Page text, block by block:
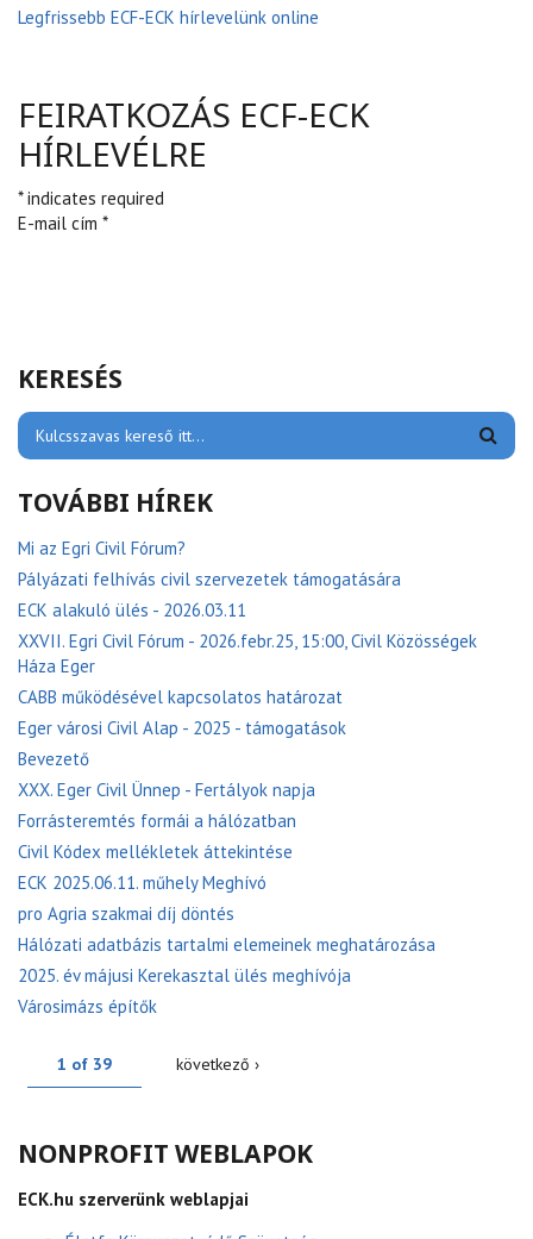
Legfrissebb ECF-ECK hírlevelünk online
FEIRATKOZÁS ECF-ECK
HÍRLEVÉLRE
* indicates required
E-mail cím *
KERESÉS
TOVÁBBI HÍREK
Mi az Egri Civil Fórum?
Pályázati felhívás civil szervezetek támogatására
ECK alakuló ülés - 2026.03.11
XXVII. Egri Civil Fórum - 2026.febr.25, 15:00, Civil Közösségek
Háza Eger
CABB működésével kapcsolatos határozat
Eger városi Civil Alap - 2025 - támogatások
Bevezető
XXX. Eger Civil Ünnep - Fertályok napja
Forrásteremtés formái a hálózatban
Civil Kódex mellékletek áttekintése
ECK 2025.06.11. műhely Meghívó
pro Agria szakmai díj döntés
Hálózati adatbázis tartalmi elemeinek meghatározása
2025. év májusi Kerekasztal ülés meghívója
Városimázs építők
1 of 39 következő ›
NONPROFIT WEBLAPOK
ECK.hu szerverünk weblapjai